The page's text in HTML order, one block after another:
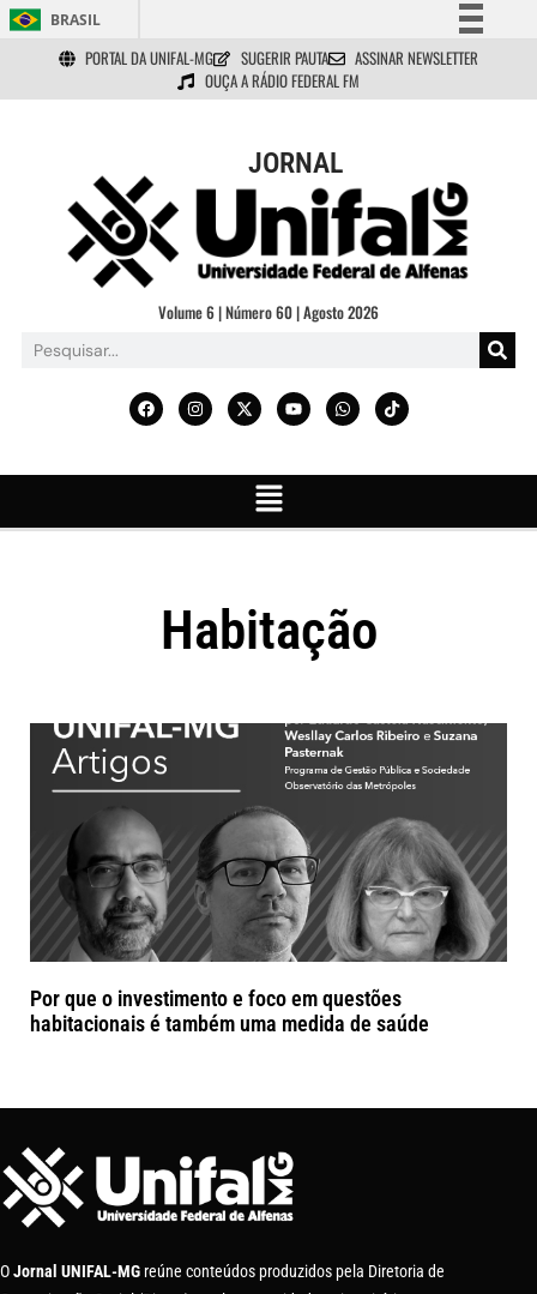
BRASIL
Simplifique!
Comunica BR
Acesso à informação
Legislação
Canais
PORTAL DA UNIFAL-MG SUGERIR PAUTA
ASSINAR NEWSLETTER
OUÇA A RÁDIO FEDERAL FM
JORNAL
Volume 6 | Número 60 | Agosto 2026
Habitação
Por que o investimento e foco em questões
habitacionais é também uma medida de saúde
OJornal UNIFAL-MG reúne conteúdos produzidos pela Diretoria de